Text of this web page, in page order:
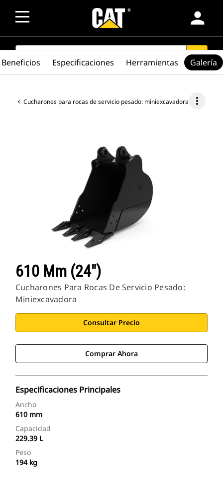
person
SEARCH search
Cucharones para rocas de servicio pesado: miniexcavadora more_vert
610 Mm (24")
Cucharones Para Rocas De Servicio Pesado:
Miniexcavadora
Consultar Precio
Comprar Ahora
Especificaciones Principales
Ancho
610 mm
Capacidad
229.39 L
Peso
194 kg
Beneficios Especificaciones Herramientas Galería